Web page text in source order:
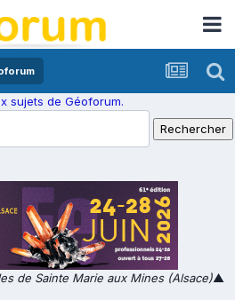
sujets de Géoforum.
de Sainte Marie aux Mines (Alsace)▲